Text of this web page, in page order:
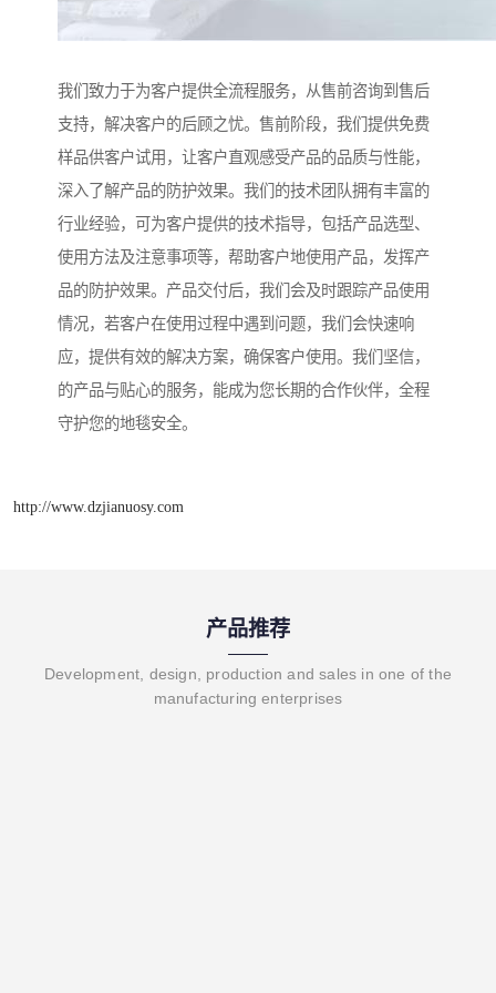
我们致力于为客户提供全流程服务，从售前咨询到售后
支持，解决客户的后顾之忧。售前阶段，我们提供免费
样品供客户试用，让客户直观感受产品的品质与性能，
深入了解产品的防护效果。我们的技术团队拥有丰富的
行业经验，可为客户提供的技术指导，包括产品选型、
使用方法及注意事项等，帮助客户地使用产品，发挥产
品的防护效果。产品交付后，我们会及时跟踪产品使用
情况，若客户在使用过程中遇到问题，我们会快速响
应，提供有效的解决方案，确保客户使用。我们坚信，
的产品与贴心的服务，能成为您长期的合作伙伴，全程
守护您的地毯安全。
http://www.dzjianuosy.com
产品推荐
Development, design, production and sales in one of the
manufacturing enterprises